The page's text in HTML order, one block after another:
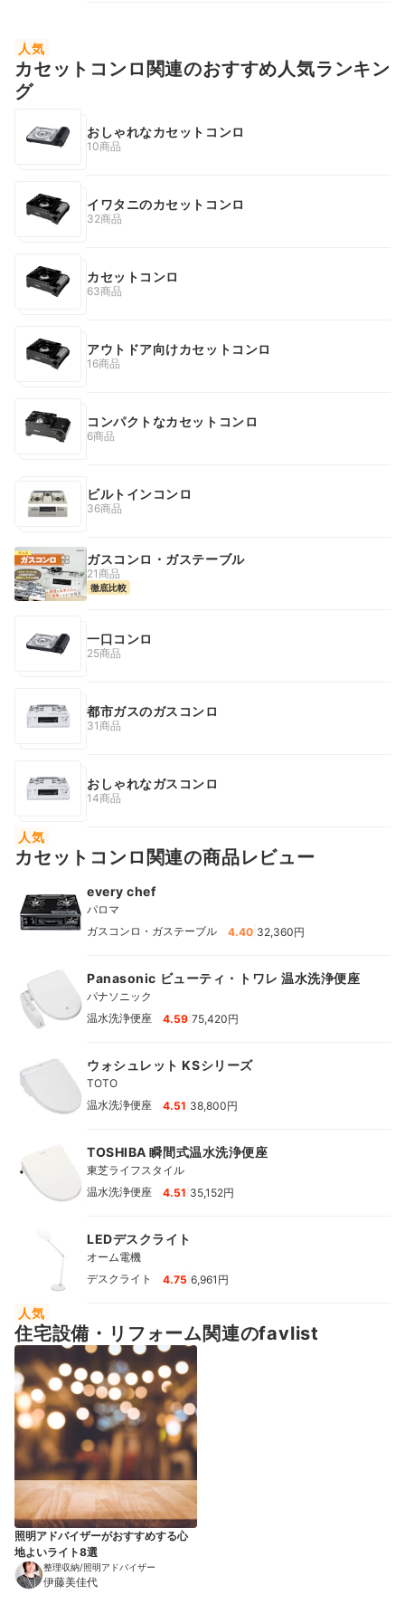
人気
カセットコンロ関連のおすすめ人気ランキン
グ
おしゃれなカセットコンロ
10商品
イワタニのカセットコンロ
32商品
カセットコンロ
63商品
アウトドア向けカセットコンロ
16商品
コンパクトなカセットコンロ
6商品
ビルトインコンロ
36商品
ガスコンロ・ガステーブル
21商品
徹底比較
一口コンロ
25商品
都市ガスのガスコンロ
31商品
おしゃれなガスコンロ
14商品
人気
カセットコンロ関連の商品レビュー
every chef
パロマ
ガスコンロ・ガステーブル
4.40 32,360円
Panasonic ビューティ・トワレ 温水洗浄便座
パナソニック
温水洗浄便座
4.59 75,420円
ウォシュレット KSシリーズ
TOTO
温水洗浄便座
4.51 38,800円
TOSHIBA 瞬間式温水洗浄便座
東芝ライフスタイル
温水洗浄便座
4.51 35,152円
LEDデスクライト
オーム電機
デスクライト
4.75 6,961円
人気
住宅設備・リフォーム関連のfavlist
照明アドバイザーがおすすめする心
地よいライト8選
整理収納/照明アドバイザー
伊藤美佳代